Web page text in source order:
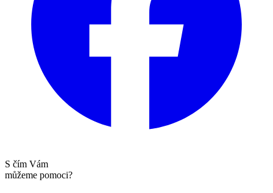
S čím Vám
můžeme pomoci?